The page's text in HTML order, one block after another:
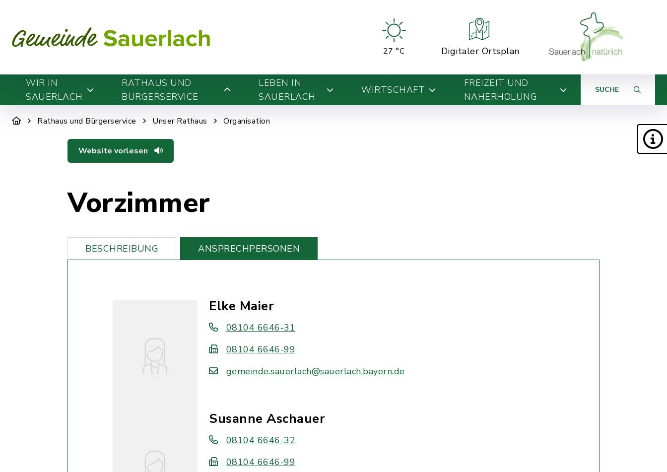
27 °C Digitaler Ortsplan
WIR IN
SAUERLACH
RATHAUS UND
BÜRGERSERVICE
LEBEN IN
SAUERLACH
WIRTSCHAFT
FREIZEIT UND
NAHERHOLUNG
SUCHE
Rathaus und Bürgerservice Unser Rathaus Organisation
Website vorlesen
Vorzimmer
BESCHREIBUNG ANSPRECHPERSONEN
Elke Maier
08104 6646-31
08104 6646-99
gemeinde.sauerlach@sauerlach.bayern.de
Susanne Aschauer
08104 6646-32
08104 6646-99